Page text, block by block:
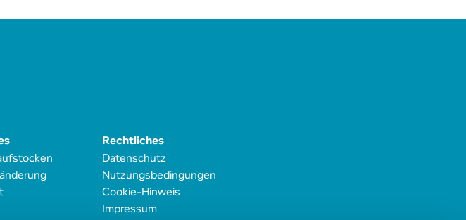
Rechtliches
Datenschutz
Nutzungsbedingungen
Cookie-Hinweis
Impressum